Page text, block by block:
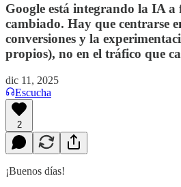
Google está integrando la IA a
cambiado. Hay que centrarse
conversiones y la
propios), no en el tráfico que
dic 11, 2025
Escucha
2
¡Buenos días!